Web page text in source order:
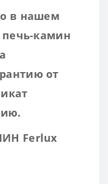
в нашем
печь-камин
от
Ferlux